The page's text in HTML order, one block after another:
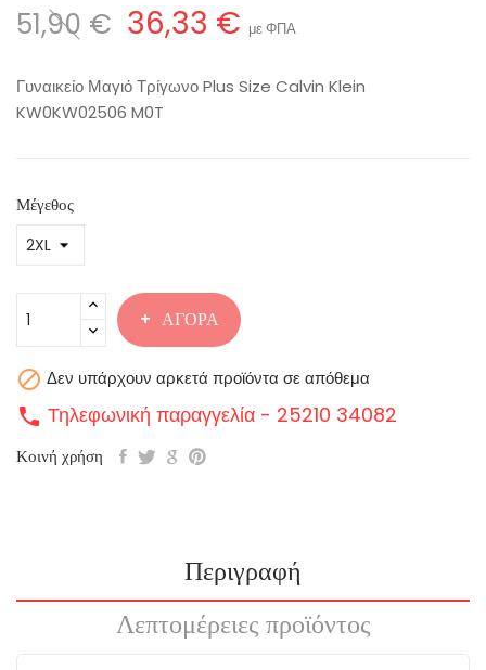
51,90 € 36,33 € με ΦΠΑ
Γυναικείο Μαγιό Τρίγωνο Plus Size Calvin Klein
KW0KW02506 M0T
Μέγεθος
ΑΓΟΡΆ
 Δεν υπάρχουν αρκετά προϊόντα σε απόθεμα
call Τηλεφωνική παραγγελία - 25210 34082
Κοινή χρήση
Περιγραφή
Λεπτομέρειες προϊόντος